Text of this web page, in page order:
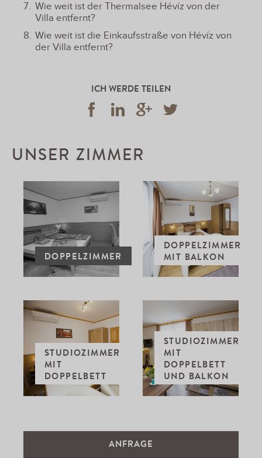
Wie weit ist der Thermalsee Hévíz von der
Villa entfernt?
Wie weit ist die Einkaufsstraße von Hévíz von
der Villa entfernt?
ICH WERDE TEILEN
UNSER ZIMMER
DOPPELZIMMER
DOPPELZIMMER
MIT BALKON
STUDIOZIMMER
MIT
DOPPELBETT
STUDIOZIMMER
MIT
DOPPELBETT
UND BALKON
ANFRAGE